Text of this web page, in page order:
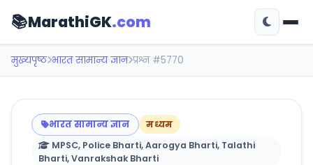
📚MarathiGK.com
मुख्यपृष्ठ भारत सामान्य ज्ञान प्रश्न #5770
भारत सामान्य ज्ञान
मध्यम
MPSC, Police Bharti, Aarogya Bharti, Talathi
Bharti, Vanrakshak Bharti